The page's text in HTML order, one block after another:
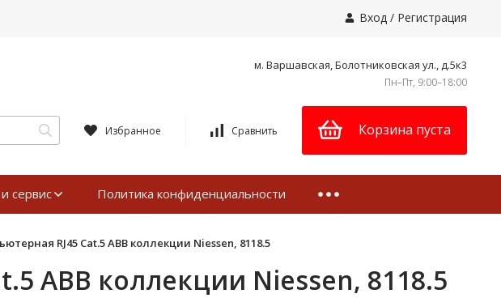
Вход / Регистрация
м. Варшавская, Болотниковская ул., д.5к3
Пн–Пт, 9:00–18:00
Избранное Сравнить Корзина пуста
сервис Политика конфиденциальности
RJ45 Cat.5 ABB коллекции Niessen, 8118.5
ABB коллекции Niessen, 8118.5